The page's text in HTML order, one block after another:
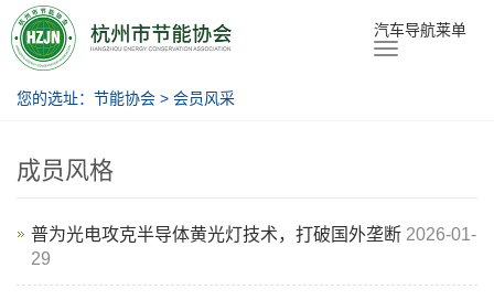
节能协会 汽车导航莱单
您的选址： 节能协会 > 会员风采
成员风格
普为光电攻克半导体黄光灯技术，打破国外垄断 2026-01-
29